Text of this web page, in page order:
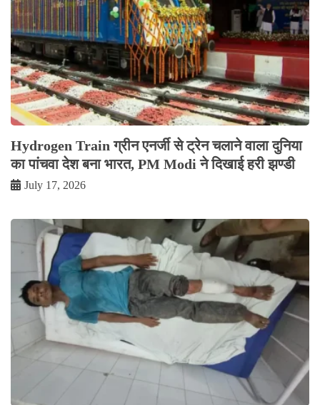
Hydrogen Train ग्रीन एनर्जी से ट्रेन चलाने वाला दुनिया
का पांचवा देश बना भारत, PM Modi ने दिखाई हरी झण्डी
July 17, 2026